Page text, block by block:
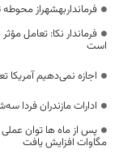
فرمانداربهشهراز
فرماندار نکا: تعامل
است
اجازه نمی‌دهیم
ادارات مازندران فردا
مگاوات افزایش یافت